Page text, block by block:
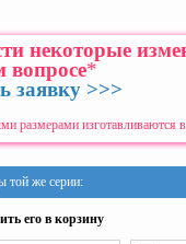
некоторые
вопросе*
заявку >>>
размерами изготавливаются в
той же серии:
его в корзину